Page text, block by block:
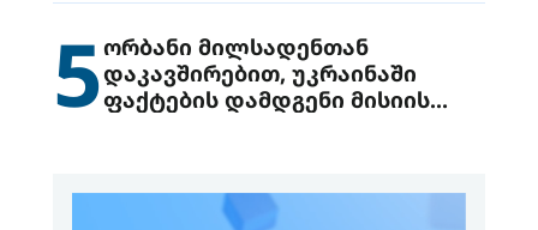
5ორბანი მილსადენთან
დაკავშირებით, უკრაინაში
ფაქტების დამდგენი მისიის